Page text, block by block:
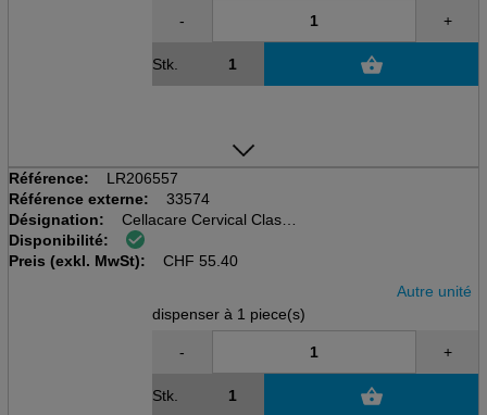
- +
Stk.
Référence:
LR206557
Référence externe:
33574
Désignation:
Cellacare Cervical Classic
disp à 1 pcs, taille 2, 9cm
Tour de cou 34-42cm
Disponibilité:
Preis (exkl. MwSt):
CHF 55.40
Autre unité
dispenser à 1 piece(s)
- +
Stk.